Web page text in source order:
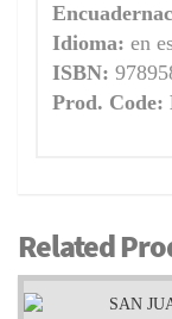
Idioma: en
ISBN:
Prod. Code:
Related